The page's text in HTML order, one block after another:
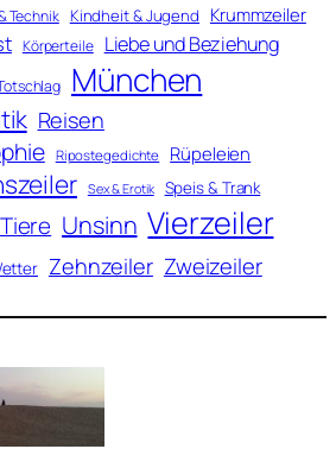
Technik Kindheit & Jugend Krummzeiler
Körperteile Liebe und Beziehung
München
Reisen
Ripostegedichte Rüpeleien
Sex & Erotik Speis & Trank
Tiere Unsinn Vierzeiler
Zehnzeiler Zweizeiler